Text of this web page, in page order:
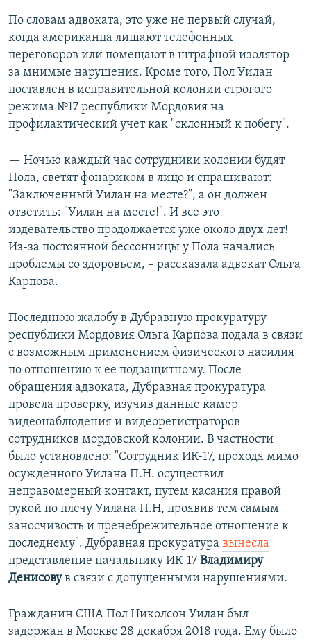
По словам адвоката, это уже не первый случай,
когда американца лишают телефонных
переговоров или помещают в штрафной изолятор
за мнимые нарушения. Кроме того, Пол Уилан
поставлен в исправительной колонии строгого
режима №17 республики Мордовия на
профилактический учет как "склонный к побегу".
— Ночью каждый час сотрудники колонии будят
Пола, светят фонариком в лицо и спрашивают:
"Заключенный Уилан на месте?", а он должен
ответить: "Уилан на месте!". И все это
издевательство продолжается уже около двух лет!
Из-за постоянной бессонницы у Пола начались
проблемы со здоровьем, – рассказала адвокат Ольга
Карпова.
Последнюю жалобу в Дубравную прокуратуру
республики Мордовия Ольга Карпова подала в связи
с возможным применением физического насилия
по отношению к ее подзащитному. После
обращения адвоката, Дубравная прокуратура
провела проверку, изучив данные камер
видеонаблюдения и видеорегистраторов
сотрудников мордовской колонии. В частности
было установлено: "Сотрудник ИК-17, проходя мимо
осужденного Уилана П.Н. осуществил
неправомерный контакт, путем касания правой
рукой по плечу Уилана П.Н, проявив тем самым
заносчивость и пренебрежительное отношение к
последнему". Дубравная прокуратура вынесла
представление начальнику ИК-17 Владимиру
Денисовув связи с допущенными нарушениями.
Гражданин США Пол Николсон Уилан был
задержан в Москве 28 декабря 2018 года. Ему было